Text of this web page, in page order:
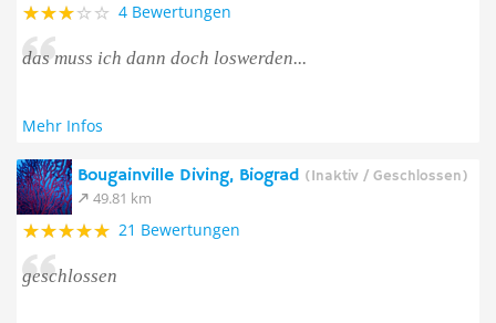
4 Bewertungen
das muss ich dann doch loswerden...
Mehr Infos
Bougainville Diving, Biograd (Inaktiv / Geschlossen)
49.81 km
21 Bewertungen
geschlossen